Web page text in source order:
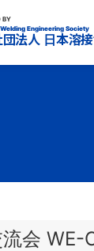
BY
Engineering Society
法人 日本溶
会 WE-